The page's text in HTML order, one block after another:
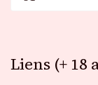
Liens (+